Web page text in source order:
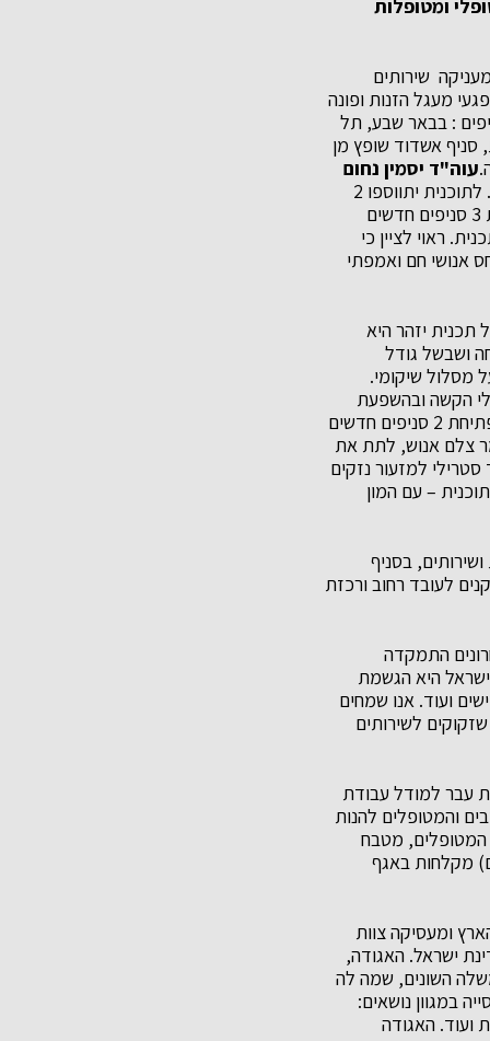
ומטופלות
שירותים
מעגל הזנות ופונה
שמסיבות שונות אינם משולבים בתוכניות טיפול ושיקום. עד כה היו בארץ 4 סניפים : בבאר שבע, תל
סניף אשדוד שופץ מן
עוה"ד יסמין נחום
: "אנו באגודה מתרגשים לבשר כי תכנית יזהר מתרחבת. לתוכנית יתווספו 2
סניפים חדשים – חיפה וירושלים והסניף באשדוד אשר עבר שיפוץ מקיף ויסודי" ומוסיפה "פתיחת 3 סניפים חדשים
ראוי לציין כי
אנושי חם ואמפתי
יזהר היא
ושבשל גודל
מסלול שיקומי.
הקשה ובהשפעת
שימוש בחומרים ממכרים ו/או הימצאות במעגל הזנות ודרות הרחוב. השיפוץ וההרחבה, כמו גם פתיחת 2 סניפים חדשים
צלם אנוש, לתת את
למזעור נזקים
– עם המון
בסניף
לעובד רחוב ורכזת
התמקדה
היא הגשמת
ועוד. אנו שמחים
לשירותים
עבר למודל עבודת
והמטופלים להנות
אליו מגיעים המטופלים, מטבח
מקלחות באגף
בכ- 45 סניפים ברחבי הארץ ומעסיקה צוות
ישראל. האגודה,
השונים, שמה לה
במגוון נושאים:
ועוד. האגודה